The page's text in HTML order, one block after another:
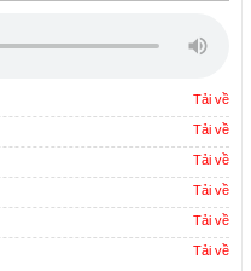
Tải về
Tải về
Tải về
Tải về
Tải về
Tải về